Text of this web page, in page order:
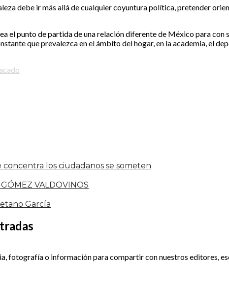
debe ir más allá de cualquier coyuntura política, pretender
el punto de partida de una relación diferente de México para
que prevalezca en el ámbito del hogar, en la academia, el
los ciudadanos se someten
VALDOVINOS
García
fotografía o información para compartir con nuestros editores,